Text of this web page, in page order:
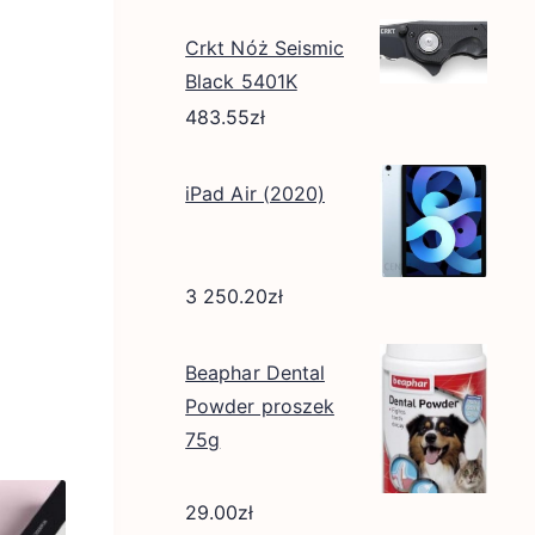
Crkt Nóż Seismic
Black 5401K
483.55zł
iPad Air (2020)
3 250.20zł
Beaphar Dental
Powder proszek
75g
29.00zł